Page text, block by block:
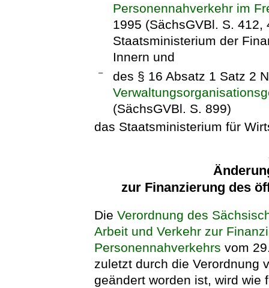
Personennahverkehr im
1995 (SächsGVBl. S.
Staatsministerium der
Innern und
–
des § 16 Absatz 1 Satz 2
(SächsGVBl. S. 899)
das Staatsministerium für
zur Finanzierung des
DieVerordnung des
Arbeit und Verkehr zur
Personennahverkehrs vom
zuletzt durch die Verordnung
geändert worden ist, wird wie